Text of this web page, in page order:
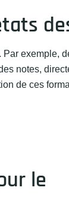
exemple,
notes,
de ces
le